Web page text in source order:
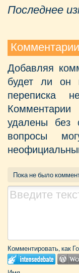
Последнее
Комментарии
Добавляя
будет ли он
переписка
удалены без
вопросы
Пока не было
Комментировать, как